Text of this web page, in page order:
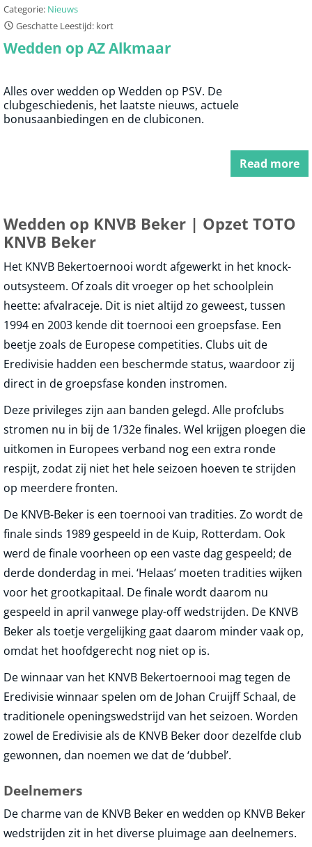
Categorie: Nieuws
Geschatte Leestijd: kort
Wedden op AZ Alkmaar
Alles over wedden op Wedden op PSV. De
clubgeschiedenis, het laatste nieuws, actuele
bonusaanbiedingen en de clubiconen.
Read more
Wedden op KNVB Beker | Opzet TOTO
KNVB Beker
Het KNVB Bekertoernooi wordt afgewerkt in het knock-
outsysteem. Of zoals dit vroeger op het schoolplein
heette: afvalraceje. Dit is niet altijd zo geweest, tussen
1994 en 2003 kende dit toernooi een groepsfase. Een
beetje zoals de Europese competities. Clubs uit de
Eredivisie hadden een beschermde status, waardoor zij
direct in de groepsfase konden instromen.
Deze privileges zijn aan banden gelegd. Alle profclubs
stromen nu in bij de 1/32e finales. Wel krijgen ploegen die
uitkomen in Europees verband nog een extra ronde
respijt, zodat zij niet het hele seizoen hoeven te strijden
op meerdere fronten.
De KNVB-Beker is een toernooi van tradities. Zo wordt de
finale sinds 1989 gespeeld in de Kuip, Rotterdam. Ook
werd de finale voorheen op een vaste dag gespeeld; de
derde donderdag in mei. ‘Helaas’ moeten tradities wijken
voor het grootkapitaal. De finale wordt daarom nu
gespeeld in april vanwege play-off wedstrijden. De KNVB
Beker als toetje vergelijking gaat daarom minder vaak op,
omdat het hoofdgerecht nog niet op is.
De winnaar van het KNVB Bekertoernooi mag tegen de
Eredivisie winnaar spelen om de Johan Cruijff Schaal, de
traditionele openingswedstrijd van het seizoen. Worden
zowel de Eredivisie als de KNVB Beker door dezelfde club
gewonnen, dan noemen we dat de ‘dubbel’.
Deelnemers
De charme van de KNVB Beker en wedden op KNVB Beker
wedstrijden zit in het diverse pluimage aan deelnemers.